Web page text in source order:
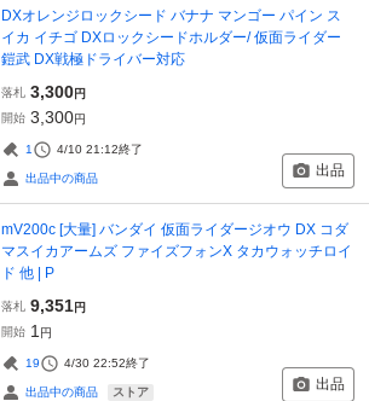
DXオレンジロックシード バナナ マンゴー パイン ス
イカ イチゴ DXロックシードホルダー/ 仮面ライダー
鎧武 DX戦極ドライバー対応
落札 3,300円
開始 3,300円
1 4/10 21:12終了
出品中の商品 出品
mV200c [大量] バンダイ 仮面ライダージオウ DX コダ
マスイカアームズ ファイズフォンX タカウォッチロイ
ド 他 | P
落札 9,351円
開始 1 円
19 4/30 22:52終了
出品中の商品 ストア 出品